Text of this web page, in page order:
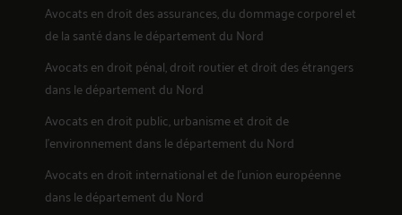
Avocats en droit des assurances, du dommage corporel et
de la santédans le département du Nord
Avocats en droit pénal, droit routier et droit des étrangers
dans le département du Nord
Avocats en droit public, urbanisme et droit de
l'environnement dans le département du Nord
Avocats en droit international et de l'union européenne
dans le département du Nord